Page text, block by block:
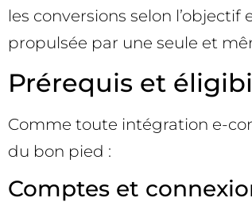
les conversions selon
propulsée par une seule et
Prérequis et
Comme toute intégration e-
du bon pied :
Comptes et